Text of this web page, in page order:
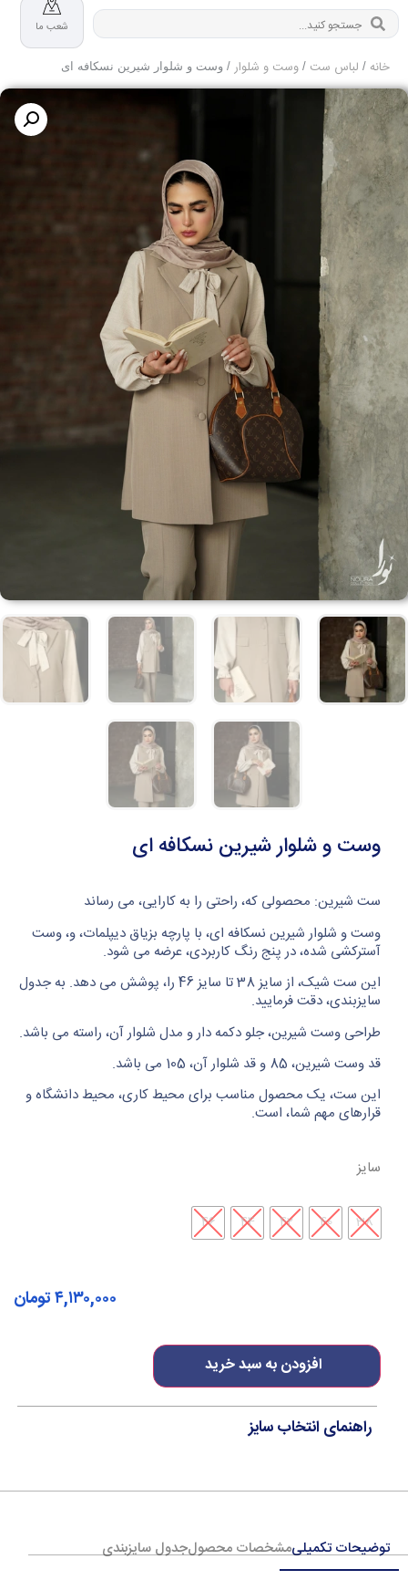
شعب ما
خانه / لباس ست / وست و شلوار / وست و شلوار شیرین نسکافه ای
وست و شلوار شیرین نسکافه ای
ست شیرین: محصولی که، راحتی را به کارایی، می رساند
وست و شلوار شیرین نسکافه ای، با پارچه بزیاق دیپلمات، و، وست
آسترکشی شده، در پنج رنگ کاربردی، عرضه می شود.
این ست شیک، از سایز 38 تا سایز 46 را، پوشش می دهد. به جدول
سایزبندی، دقت فرمایید.
طراحی وست شیرین، جلو دکمه دار و مدل شلوار آن، راسته می باشد.
قد وست شیرین، 85 و قد شلوار آن، 105 می باشد.
این ست، یک محصول مناسب برای محیط کاری، محیط دانشگاه و
قرارهای مهم شما، است.
سایز
38
40
42
44
46
افزودن به سبد خرید
۴,۱۳۰,۰۰۰تومان
راهنمای انتخاب سایز
توضیحات تکمیلیمشخصات محصولجدول سایزبندی